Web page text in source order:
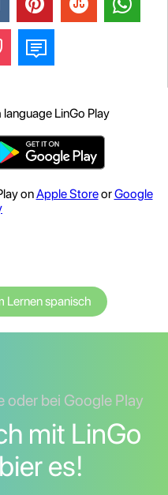
LinGo Play
onApple StoreorGoogle
Lernen spanisch
oder bei Google Play
mit LinGo
es!